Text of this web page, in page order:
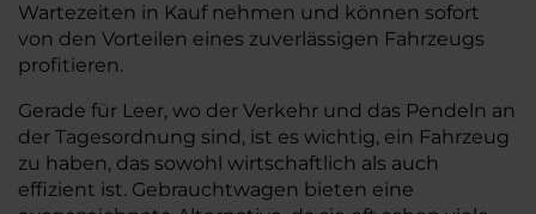
Wartezeiten in Kauf nehmen und können sofort
von den Vorteilen eines zuverlässigen Fahrzeugs
profitieren.
Gerade für Leer, wo der Verkehr und das Pendeln an
der Tagesordnung sind, ist es wichtig, ein Fahrzeug
zu haben, das sowohl wirtschaftlich als auch
effizient ist. Gebrauchtwagen bieten eine